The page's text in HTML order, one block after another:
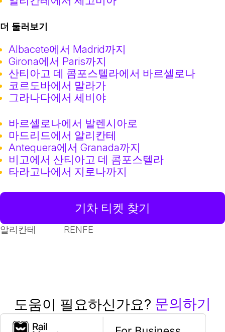
더 둘러보기
Albacete에서 Madrid까지
Girona에서 Paris까지
산티아고 데 콤포스텔라에서 바르셀로나
코르도바에서 말라가
그라나다에서 세비야
바르셀로나에서 발렌시아로
마드리드에서 알리칸테
Antequera에서 Granada까지
비고에서 산티아고 데 콤포스텔라
타라고나에서 지로나까지
기차 티켓 찾기
알리칸테 RENFE
도움이 필요하신가요? 문의하기